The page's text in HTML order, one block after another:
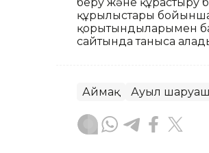
беру және құрастыру
құрылыстары
қорытындыларымен
сайтында таныса
Аймақ Ауыл